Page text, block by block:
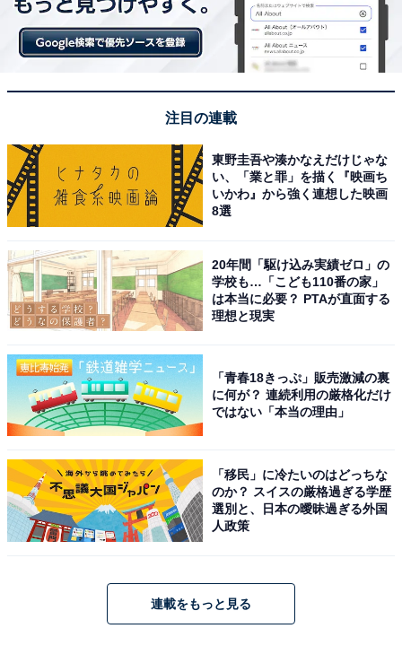
注目の連載
東野圭吾や湊かなえだけじゃな
い、「業と罪」を描く『映画ち
いかわ』から強く連想した映画
8選
20年間「駆け込み実績ゼロ」の
学校も…「こども110番の家」
は本当に必要？ PTAが直面する
理想と現実
「青春18きっぷ」販売激減の裏
に何が？ 連続利用の厳格化だけ
ではない「本当の理由」
「移民」に冷たいのはどっちな
のか？ スイスの厳格過ぎる学歴
選別と、日本の曖昧過ぎる外国
人政策
連載をもっと見る